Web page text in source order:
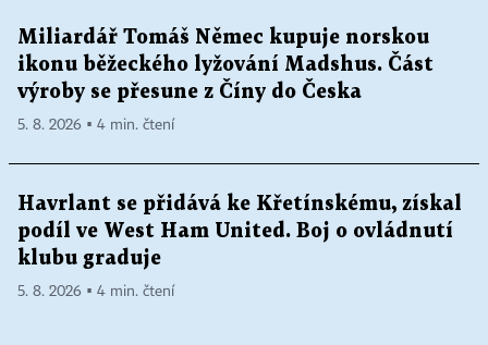
Miliardář Tomáš Němec kupuje norskou
ikonu běžeckého lyžování Madshus. Část
výroby se přesune z Číny do Česka
5. 8. 2026 ▪ 4 min. čtení
Havrlant se přidává ke Křetínskému, získal
podíl ve West Ham United. Boj o ovládnutí
klubu graduje
5. 8. 2026 ▪ 4 min. čtení